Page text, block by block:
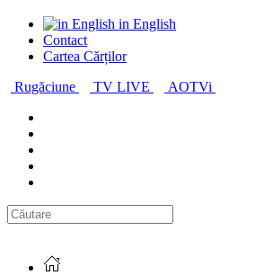
in English
Contact
Cartea Cărților
Rugăciune
TV LIVE AOTVi